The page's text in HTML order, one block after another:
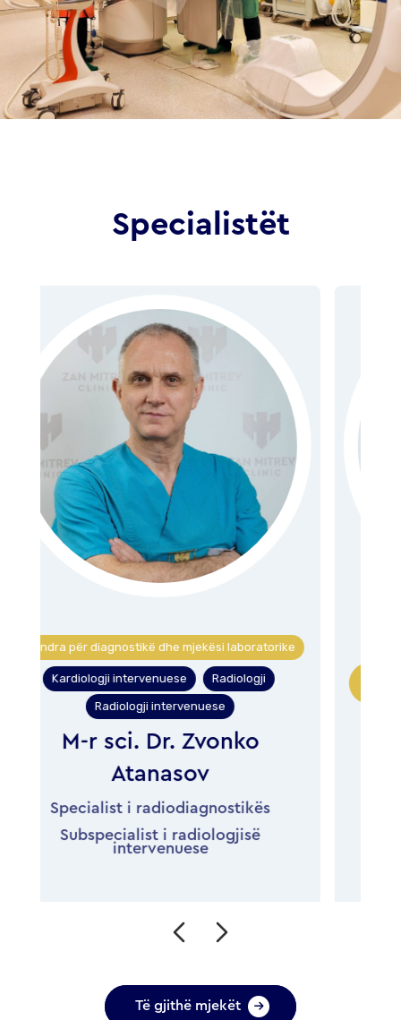
Specialistët
Qendra kardiovaskulare ,
Qendra për mjekësi interne dhe sëmundje
kronike
Kardiologji , Kardiologji intervenuese
Mjekësi interne
Dr. Shpend Idrizi
Specialist i mjekësisë interne
Subspecialist kardiolog
Të gjithë mjekët